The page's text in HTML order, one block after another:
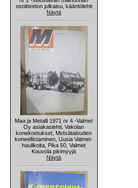
osoitteeton julkaisu, kääntölehti
Näytä
Maa ja Metalli 1971 nr 4 -Valmet
Oy asiakaslehti, Vakolan
konekoetukset, Metsätalouden
koneellistaminen, Uusia Valmet-
haulikoita, Pika 50, Valmet
Kouvola piirimyyjä
Näytä